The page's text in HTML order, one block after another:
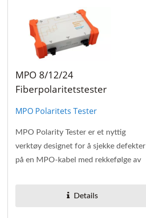
MPO 8/12/24
Fiberpolaritetstester
MPO Polaritets Tester
MPO Polarity Tester er et nyttig
verktøy designet for å sjekke defekter
på en MPO-kabel med rekkefølge av
Details